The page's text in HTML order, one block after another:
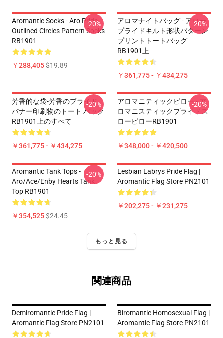
Aromantic Socks - Aro Pride
Outlined Circles Pattern Socks
RB1901
￥288,405$19.89
-20%
アロマナイトバッグ - アロー
プライドキルト形状パターン
プリントトートバッグ
RB1901上
￥361,775 - ￥434,275
-20%
芳香的な袋-芳香のプライド
バナー印刷物のトート バック
RB1901上のすべて
￥361,775 - ￥434,275
-20%
アロマニティックピロー - ア
ロマニスティックプライドス
ローピローRB1901
￥348,000 - ￥420,500
-20%
Aromantic Tank Tops -
Aro/ace/enby Hearts Tank
Top RB1901
￥354,525$24.45
-20%
Lesbian Labrys Pride Flag |
Aromantic Flag Store PN2101
￥202,275 - ￥231,275
もっと見る
関連商品
Demiromantic Pride Flag |
Aromantic Flag Store PN2101
Biromantic Homosexual Flag |
Aromantic Flag Store PN2101